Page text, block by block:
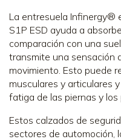
La entresuela Infinergy®
S1P ESD ayuda a
comparación con una
transmite una sensación
movimiento. Esto puede
musculares y articulares
fatiga de las piernas y los
Estos calzados de
sectores de automoción,